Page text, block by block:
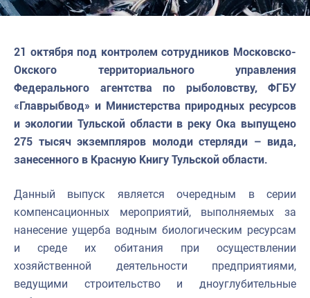
21 октября под контролем сотрудников Московско-
Окского территориального управления
Федерального агентства по рыболовству, ФГБУ
«Главрыбвод» и Министерства природных ресурсов
и экологии Тульской области в реку Ока выпущено
275 тысяч экземпляров молоди стерляди – вида,
занесенного в Красную Книгу Тульской области.
Данный выпуск является очередным в серии
компенсационных мероприятий, выполняемых за
нанесение ущерба водным биологическим ресурсам
и среде их обитания при осуществлении
хозяйственной деятельности предприятиями,
ведущими строительство и дноуглубительные